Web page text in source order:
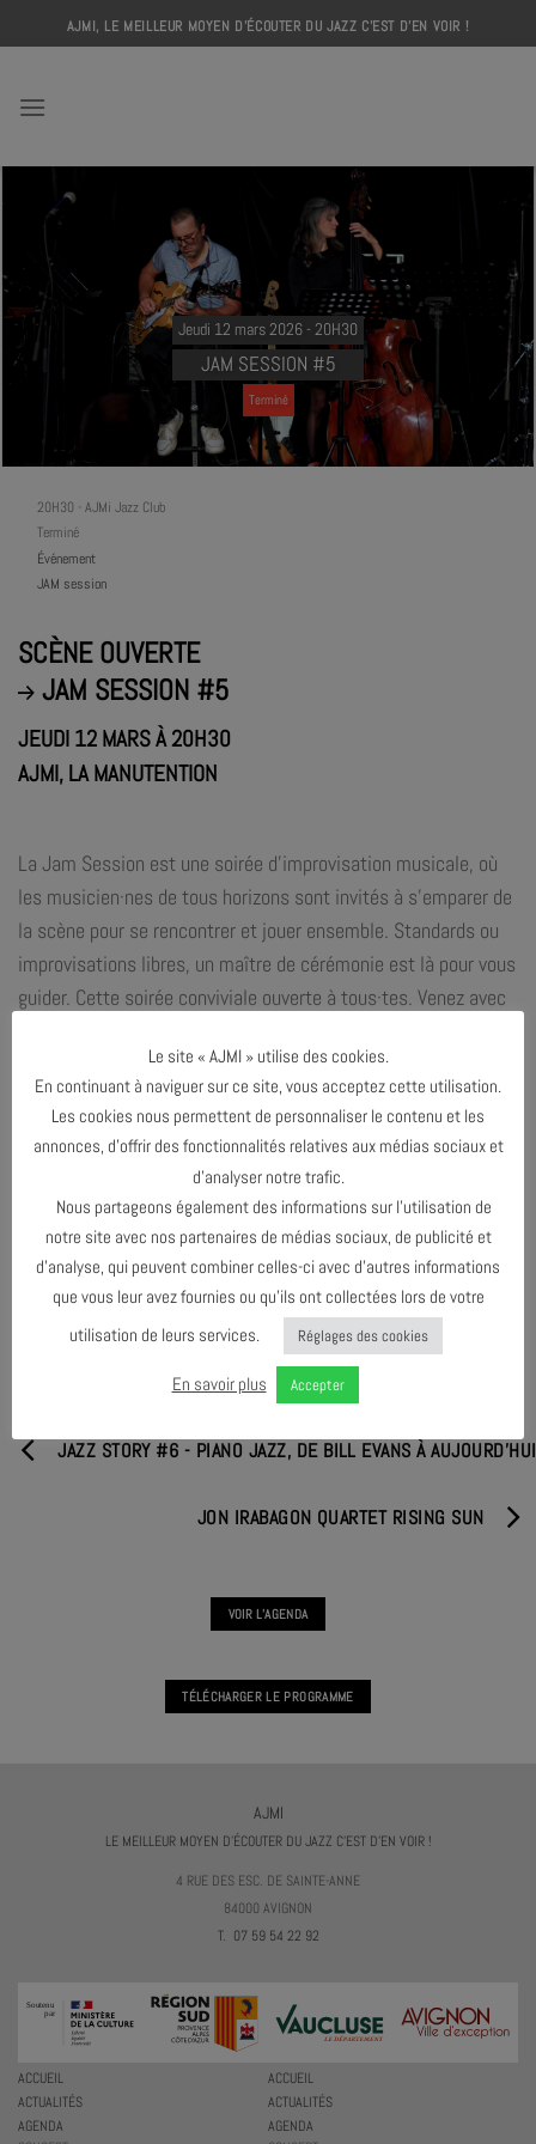
to
AJMI, LE MEILLEUR MOYEN D'ÉCOUTER DU JAZZ C'EST D'EN VOIR !
Jeudi 12 mars 2026 - 20H30
JAM SESSION #5
Terminé
20H30 - AJMi Jazz Club
Terminé
Événement
JAM session
SCÈNE OUVERTE
JAM SESSION #5
JEUDI 12 MARS À 20H30
AJMI, LA MANUTENTION
La Jam Session est une soirée d’improvisation musicale, où
les musicien·nes de tous horizons sont invités à s’emparer de
la scène pour se rencontrer et jouer ensemble. Standards ou
improvisations libres, un maître de cérémonie est là pour vous
guider. Cette soirée conviviale ouverte à tous·tes. Venez avec
moment de musique !
PROCURER SUR PLACE.
PARTAGER & COMMENTER
JAZZ STORY #6 - PIANO JAZZ, DE BILL EVANS À AUJOURD'HUI
JON IRABAGON QUARTET RISING SUN
VOIR L'AGENDA
TÉLÉCHARGER LE PROGRAMME
AJMI
LE MEILLEUR MOYEN D'ÉCOUTER DU JAZZ C'EST D'EN VOIR !
4 RUE DES ESC. DE SAINTE-ANNE
84000 AVIGNON
T. 07 59 54 22 92
ACCUEIL
ACTUALITÉS
AGENDA
ACCUEIL
ACTUALITÉS
AGENDA
Le site « AJMI » utilise des cookies.
En continuant à naviguer sur ce site, vous acceptez cette utilisation.
Les cookies nous permettent de personnaliser le contenu et les
annonces, d’offrir des fonctionnalités relatives aux médias sociaux et
d’analyser notre trafic.
Nous partageons également des informations sur l’utilisation de
notre site avec nos partenaires de médias sociaux, de publicité et
d’analyse, qui peuvent combiner celles-ci avec d’autres informations
que vous leur avez fournies ou qu’ils ont collectées lors de votre
utilisation de leurs services.
Réglages des cookies
En savoir plus Accepter